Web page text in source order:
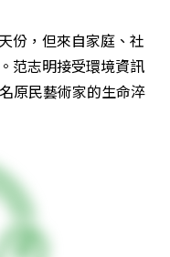
份，但來自家庭、社
范志明接受環境資訊
原民藝術家的生命淬